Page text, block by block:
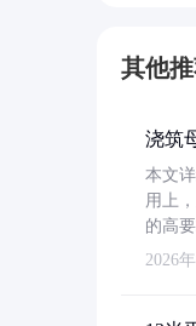
其他
浇筑
本文
用上
的高
2026